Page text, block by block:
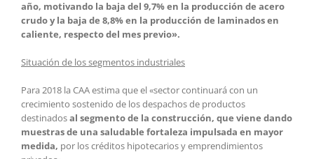
año, motivando la baja del 9,7% en la producción de acero
crudo y la baja de 8,8% en la producción de laminados en
caliente, respecto del mes previo».
Situación de los segmentos industriales
Para 2018 la CAA estima que el «sector continuará con un
crecimiento sostenido de los despachos de productos
destinadosal segmento de la construcción, que viene dando
muestras de una saludable fortaleza impulsada en mayor
medida, por los créditos hipotecarios y emprendimientos